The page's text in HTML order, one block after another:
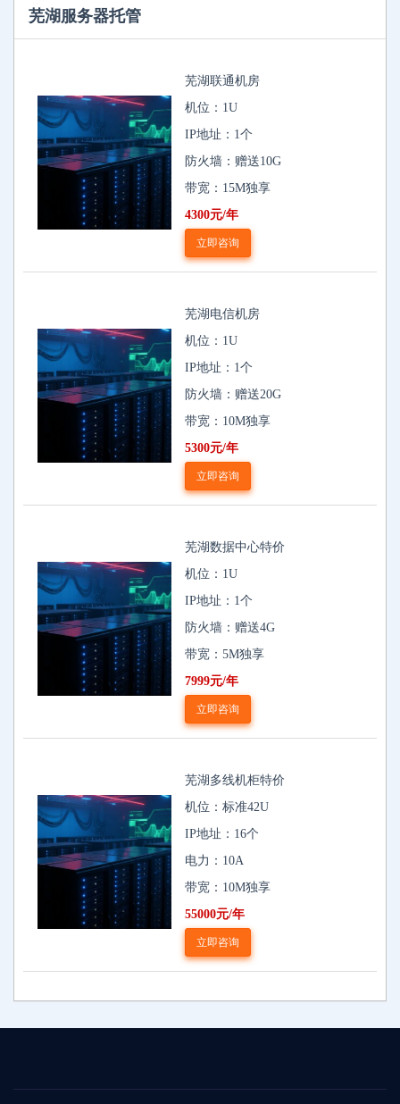
芜湖服务器托管
芜湖联通机房
机位：1U
IP地址：1个
防火墙：赠送10G
带宽：15M独享
4300元/年
立即咨询
芜湖电信机房
机位：1U
IP地址：1个
防火墙：赠送20G
带宽：10M独享
5300元/年
立即咨询
芜湖数据中心特价
机位：1U
IP地址：1个
防火墙：赠送4G
带宽：5M独享
7999元/年
立即咨询
芜湖多线机柜特价
机位：标准42U
IP地址：16个
电力：10A
带宽：10M独享
55000元/年
立即咨询